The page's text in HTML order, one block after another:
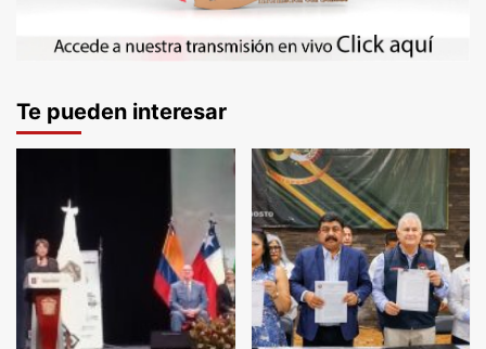
Te pueden interesar